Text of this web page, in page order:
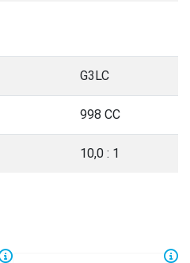
G3LC
998 CC
10,0 : 1